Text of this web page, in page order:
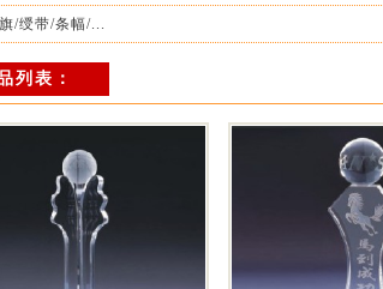
/绶带/条幅/...
列表：